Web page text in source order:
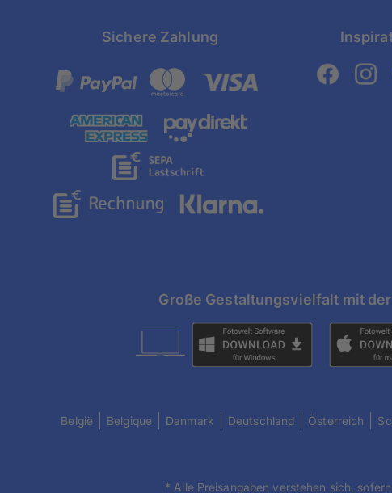
Sichere Zahlung
Große Gestaltungsvielfalt mit
België Belgique Danmark Deutschland Österreich
* Alle Preisangaben verstehen sich,